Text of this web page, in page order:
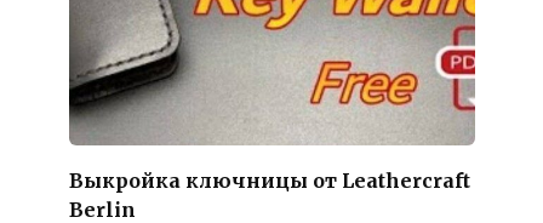
Выкройка ключницы от Leathercraft
Berlin